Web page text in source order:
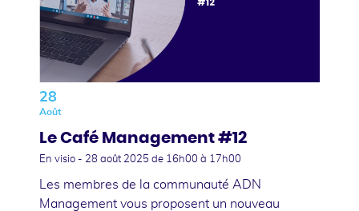
28
Août
Le Café Management #12
En visio - 28 août 2025 de 16h00 à 17h00
Les membres de la communauté ADN
Management vous proposent un nouveau